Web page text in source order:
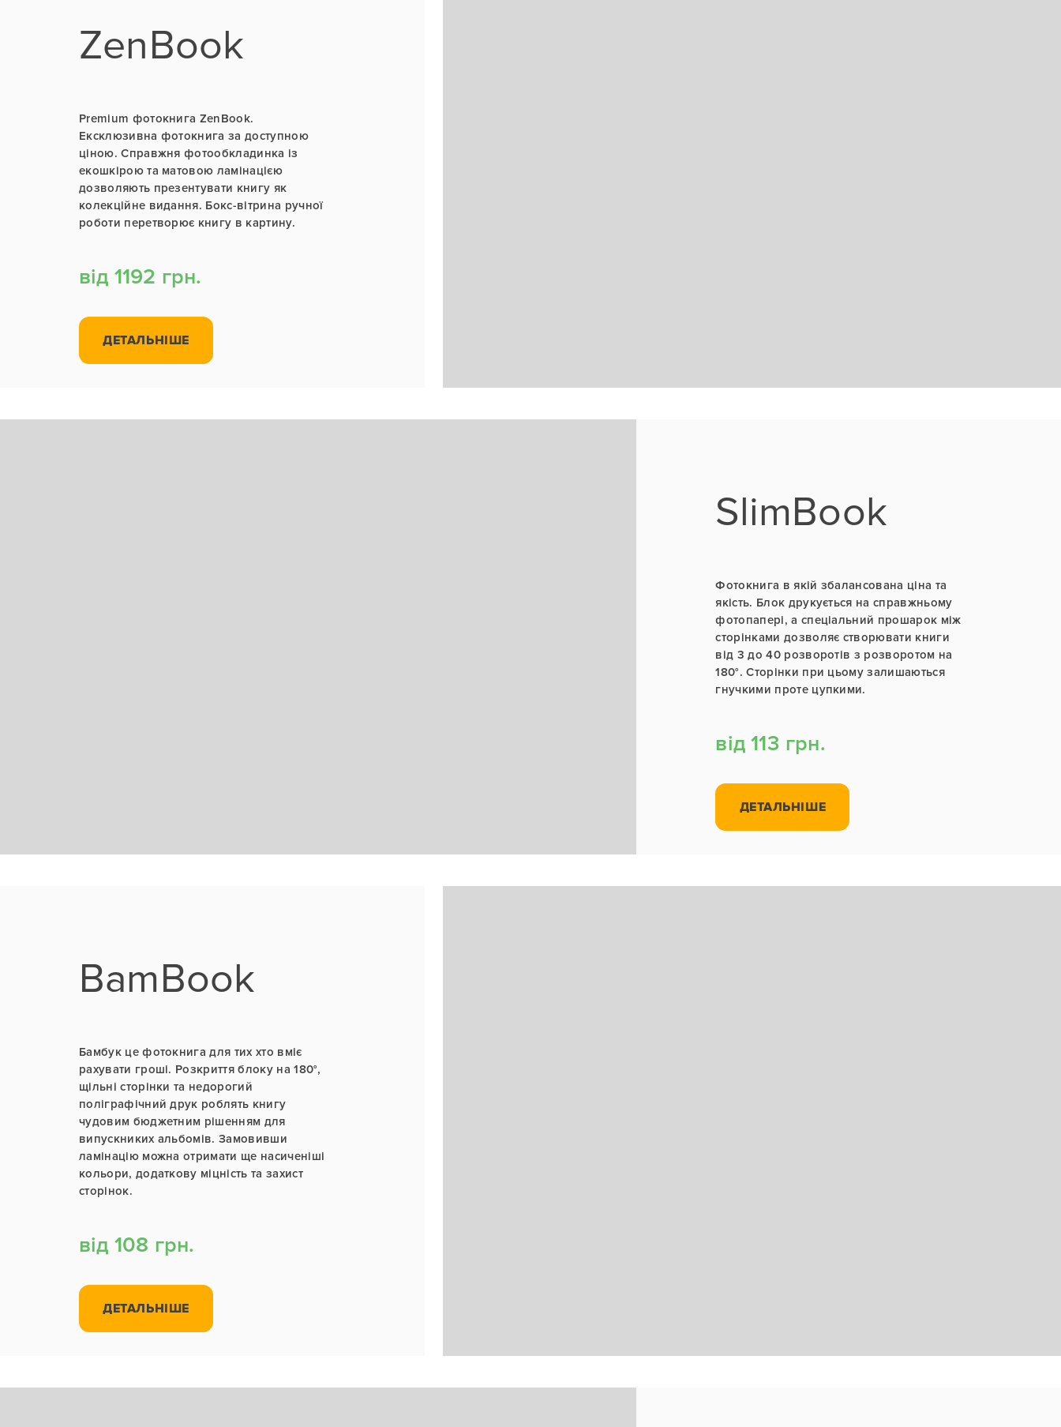
ZenBook
Premium фотокнига ZenBook.
Ексклюзивна фотокнига за доступною
ціною. Справжня фотообкладинка із
екошкірою та матовою ламінацією
дозволяють презентувати книгу як
колекційне видання. Бокс-вітрина ручної
роботи перетворює книгу в картину.
від 1192 грн.
ДЕТАЛЬНІШЕ
SlimBook
Фотокнига в якій збалансована ціна та
якість. Блок друкується на справжньому
фотопапері, а спеціальний прошарок між
сторінками дозволяє створювати книги
від 3 до 40 розворотів з розворотом на
180°. Сторінки при цьому залишаються
гнучкими проте цупкими.
від 113 грн.
ДЕТАЛЬНІШЕ
BamBook
Бамбук це фотокнига для тих хто вміє
рахувати гроші. Розкриття блоку на 180°,
щільні сторінки та недорогий
поліграфічний друк роблять книгу
чудовим бюджетним рішенням для
випускниких альбомів. Замовивши
ламінацію можна отримати ще насиченіші
кольори, додаткову міцність та захист
сторінок.
від 108 грн.
ДЕТАЛЬНІШЕ